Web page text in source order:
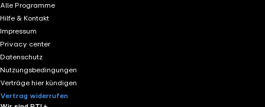
Alle Programme
Hilfe & Kontakt
Impressum
Privacy center
Datenschutz
Nutzungsbedingungen
Verträge hier kündigen
Vertrag widerrufen